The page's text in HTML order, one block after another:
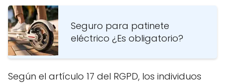
Seguro para patinete
eléctrico ¿Es obligatorio?
Según el artículo 17 del RGPD, los individuos